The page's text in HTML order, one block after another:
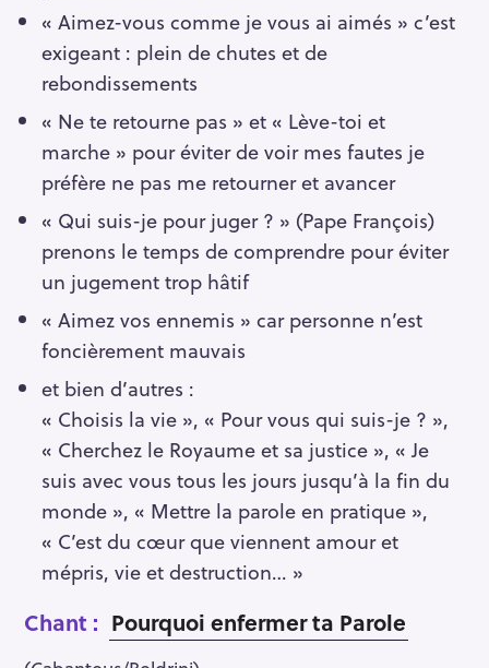
« Aimez-vous comme je vous ai aimés » c’est
exigeant : plein de chutes et de
rebondissements
« Ne te retourne pas » et « Lève-toi et
marche » pour éviter de voir mes fautes je
préfère ne pas me retourner et avancer
« Qui suis-je pour juger ? » (Pape François)
prenons le temps de comprendre pour éviter
un jugement trop hâtif
« Aimez vos ennemis » car personne n’est
foncièrement mauvais
et bien d’autres :
« Choisis la vie », « Pour vous qui suis-je ? »,
« Cherchez le Royaume et sa justice », « Je
suis avec vous tous les jours jusqu’à la fin du
monde », « Mettre la parole en pratique »,
« C’est du cœur que viennent amour et
mépris, vie et destruction… »
Chant : Pourquoi enfermer ta Parole